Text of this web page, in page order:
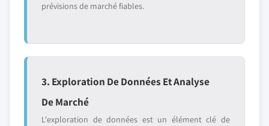
prévisions de marché fiables.
3. Exploration De Données Et Analyse
De Marché
L'exploration de données est un élément clé de